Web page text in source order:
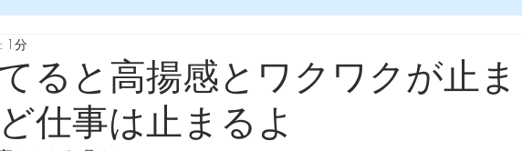
っておきたいコト
食べんじーの美味しい記事 便利な経験、新しいコトに挑戦しよう
ると高揚感とワクワクが止ま
仕事は止まるよ
1分